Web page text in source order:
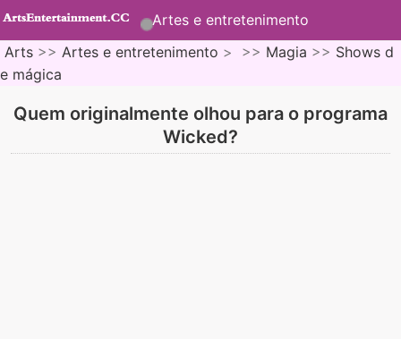
Artes e entretenimento
Arts >> Artes e entretenimento > >> Magia >> Shows d
e mágica
Quem originalmente olhou para o programa
Wicked?